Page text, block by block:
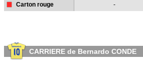
Carton rouge -
CARRIERE de Bernardo CONDE